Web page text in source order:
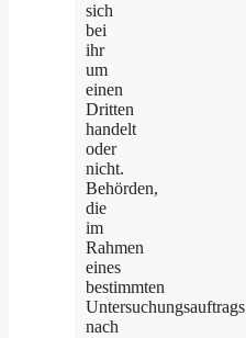
sich
bei
ihr
um
einen
Dritten
handelt
oder
nicht.
Behörden,
die
im
Rahmen
eines
bestimmten
Untersuchungsauftrags
nach